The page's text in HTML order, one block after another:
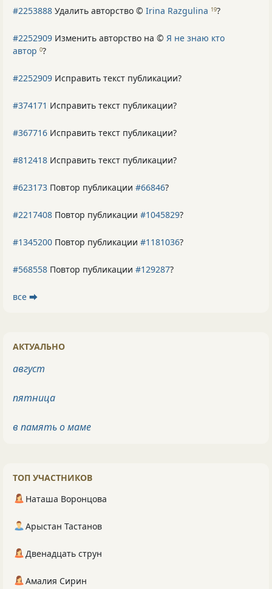
#2253888 Удалить авторство © Irina Razgulina 19?
#2252909 Изменить авторство на © Я не знаю кто
автор 0?
#2252909 Исправить текст публикации?
#374171 Исправить текст публикации?
#367716 Исправить текст публикации?
#812418 Исправить текст публикации?
#623173 Повтор публикации #66846?
#2217408 Повтор публикации #1045829?
#1345200 Повтор публикации #1181036?
#568558 Повтор публикации #129287?
все ⮕
АКТУАЛЬНО
август
пятница
в память о маме
ТОП УЧАСТНИКОВ
Наташа Воронцова
Арыстан Тастанов
Двенадцать струн
Амалия Сирин